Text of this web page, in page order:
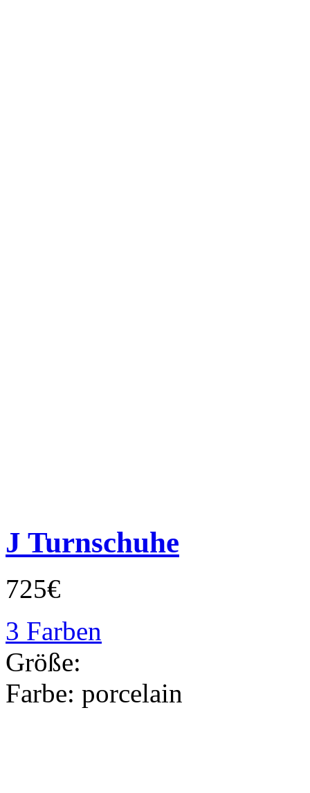
J Turnschuhe
725€
3 Farben
Größe:
Farbe: porcelain